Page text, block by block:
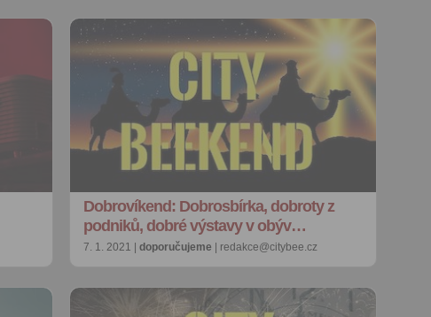
Dobrovíkend: Dobrosbírka, dobroty z
podniků, dobré výstavy v obýv…
7. 1. 2021 | doporučujeme | redakce@citybee.cz